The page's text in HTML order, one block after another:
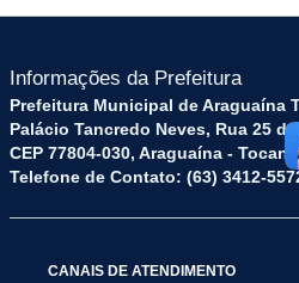
Informações da Prefeitura
Prefeitura Municipal de Araguaína
Palácio Tancredo Neves, Rua 25
CEP 77804-030, Araguaína -
Telefone de Contato: (63) 3412-
CANAIS DE ATENDIMENTO